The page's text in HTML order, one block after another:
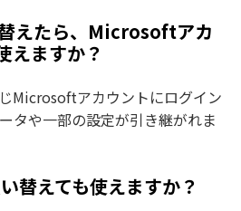
えたら、Microsoftアカ
えますか？
Microsoftアカウントにログイン
タや一部の設定が引き継がれま
替えても使えますか？